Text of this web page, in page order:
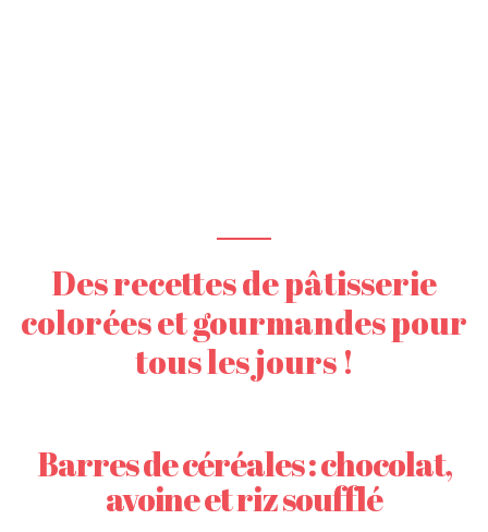
Des recettes de pâtisserie
colorées et gourmandes pour
tous les jours !
Barres de céréales : chocolat,
avoine et riz soufflé